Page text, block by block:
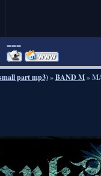
===
part mp3)»BAND M»